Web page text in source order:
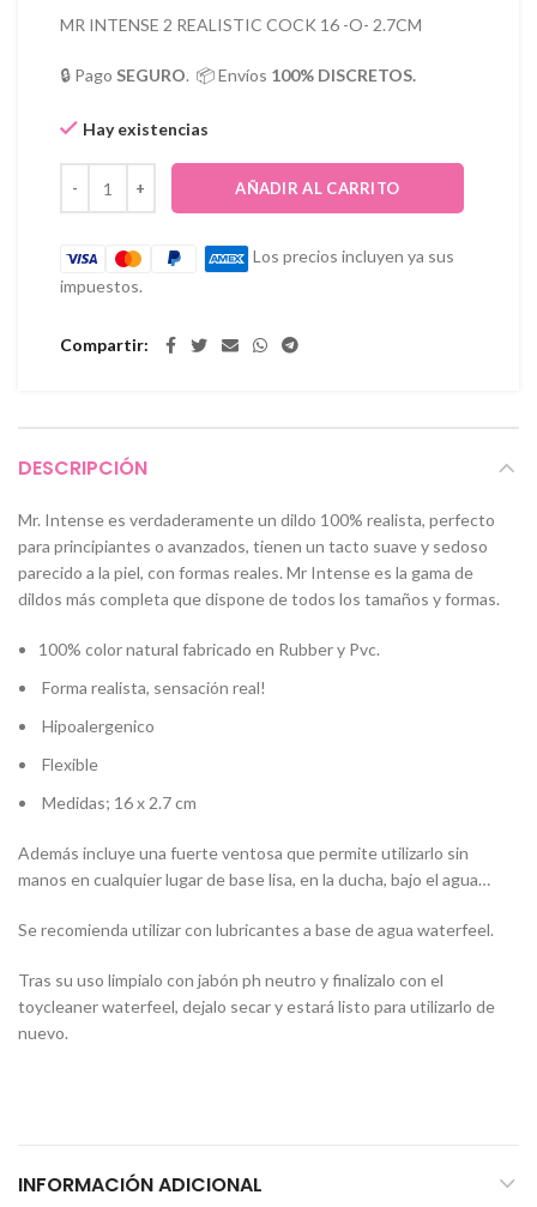
MR INTENSE 2 REALISTIC COCK 16 -O- 2.7CM
🔒 Pago SEGURO. 📦 Envíos 100% DISCRETOS.
Hay existencias
AÑADIR AL CARRITO
Los precios incluyen ya sus
impuestos.
Compartir
DESCRIPCIÓN
Mr. Intense es verdaderamente un dildo 100% realista, perfecto
para principiantes o avanzados, tienen un tacto suave y sedoso
parecido a la piel, con formas reales. Mr Intense es la gama de
dildos más completa que dispone de todos los tamaños y formas.
100% color natural fabricado en Rubber y Pvc.
Forma realista, sensación real!
Hipoalergenico
Flexible
Medidas; 16 x 2.7 cm
Además incluye una fuerte ventosa que permite utilizarlo sin
manos en cualquier lugar de base lisa, en la ducha, bajo el agua…
Se recomienda utilizar con lubricantes a base de agua waterfeel.
Tras su uso limpialo con jabón ph neutro y finalizalo con el
toycleaner waterfeel, dejalo secar y estará listo para utilizarlo de
nuevo.
INFORMACIÓN ADICIONAL